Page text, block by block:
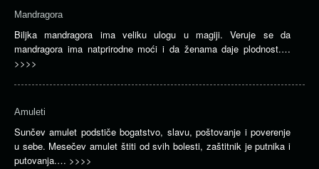
Mandragora
Biljka mandragora ima veliku ulogu u magiji. Veruje se da
mandragora ima natprirodne moći i da ženama daje plodnost.…
>>>>
Amuleti
Sunčev amulet podstiče bogatstvo, slavu, poštovanje i poverenje
u sebe. Mesečev amulet štiti od svih bolesti, zaštitnik je putnika i
putovanja.… >>>>